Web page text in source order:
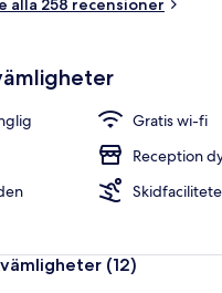
alla 258 recensioner
Gratis wi-fi
Reception
(12)